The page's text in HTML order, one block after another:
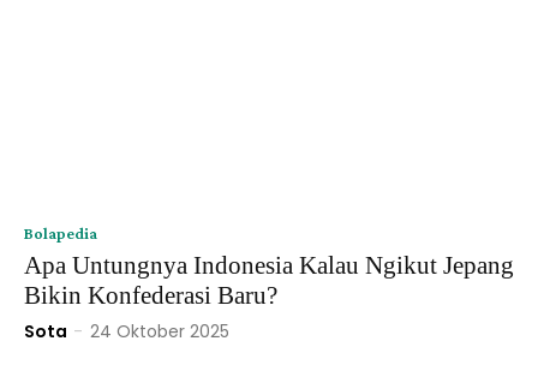
Bolapedia
Apa Untungnya Indonesia Kalau Ngikut Jepang
Bikin Konfederasi Baru?
Sota - 24 Oktober 2025